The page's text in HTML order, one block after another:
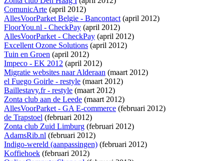
ComunicArte (april 2012)
AllesVoorParket Belgie - Bancontact(april 2012)
FloorYou.nl - CheckPay (april 2012)
AllesVoorParket - CheckPay (april 2012)
Excellent Ozone Solutions (april 2012)
Tuin en Groen (april 2012)
Impeco - EK 2012 (april 2012)
Migratie websites naar Alderaan (maart 2012)
el Fuego Goirle - restyle (maart 2012)
Baillestavy.fr - restyle (maart 2012)
Zonta club aan de Leede (maart 2012)
AllesVoorParket - GA E-commerce (februari 2012)
de Trapstoel (februari 2012)
Zonta club Zuid Limburg (februari 2012)
AdamsRib.nl (februari 2012)
Indigo-wereld (aanpassingen) (februari 2012)
Koffiehoek (februari 2012)